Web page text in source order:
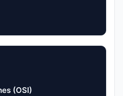
(OSI)